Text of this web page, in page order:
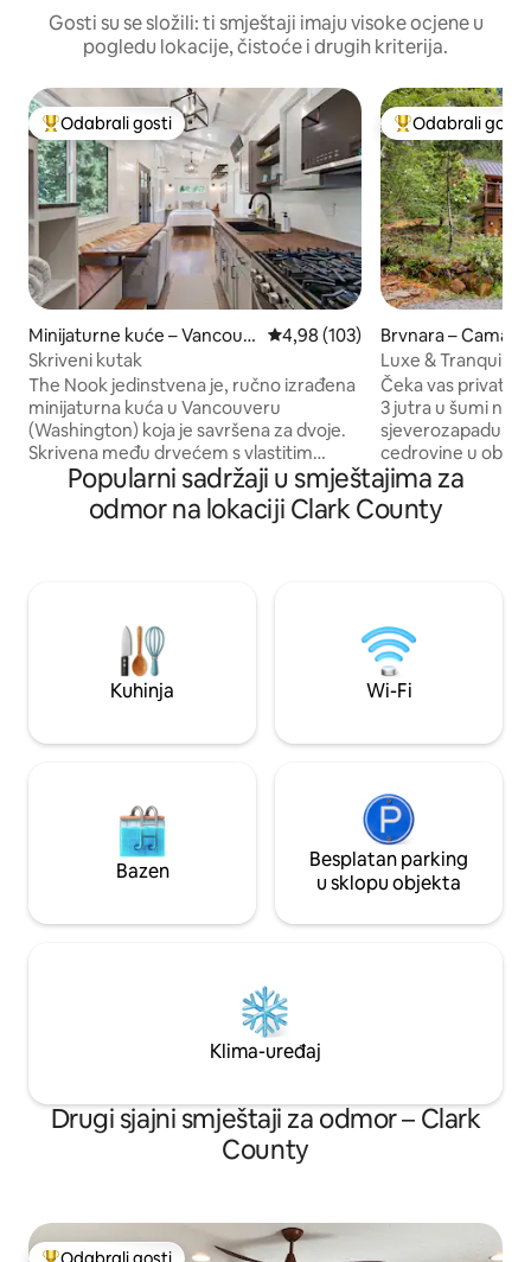
Gosti su se složili: ti smještaji imaju visoke ocjene u
pogledu lokacije, čistoće i drugih kriterija.
Među najviše rangiranima s oznakom „Odabrali gosti”
Odabrali gosti
Minijaturne kuće – Vancouv
er
Prosječna ocjena: 4,98/5,
4,98 (103)
Skriveni kutak
The Nook jedinstvena je, ručno izrađena
minijaturna kuća u Vancouveru
(Washington) koja je savršena za dvoje.
Skrivena među drvećem s vlastitim
prilazom, nudi privatnost, ali i
jednostavan pristup autocestama I-5, I-
205 i zračnoj luci PDX. Sadržaji uključuju
kupaonicu. Ovaj ugodan smještaj uređen
je s pažnjom i udobnost je bila na prvom
mjestu, pa je savršeno mjesto za
opuštanje, punjenje baterija i uživanje u
Među najviše
Odabrali gosti
Brvnara – Camas
Luxe & Tranquil
Tub ~ Games
Čeka vas
3 jutra u šumi na
sjeverozapadu.
cedrovine u
među drvećem i
te nevjerojatnu
sadržaje: ~ Prilagođena sauna i vanjski
spavaće sobe i 3
opremljena kuhinja ~
vlastite
Pronađite
Popularni sadržaji u smještajima za
odmor na lokaciji Clark County
Kuhinja Wi-Fi
Bazen
Besplatan parking
u sklopu objekta
Klima-uređaj
Drugi sjajni smještaji za odmor – Clark
County